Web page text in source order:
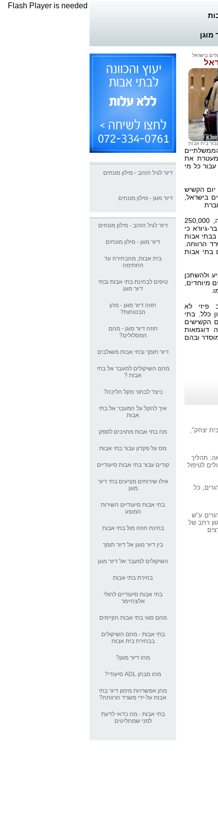
Flash Player is needed
מוגן
בית אבות
את
כל מי
יום הקשיש
בישראל,
על פי מרים בר-גיורא, מהשירות לזקן במשרד הרווחה, 250,000
גיורא כי
בבתי אבות
הרווחה.
בתי אבות
ולהשתכן
מיוחדים,
פיזי לא
כלל. בתי
הקשישים
דוגמאות
ובהם
יצחק",
תהליך
לטיפול
כל
ע"ש
רחב של
דיור לגיל הזהב - מילון מונחים
דיור מוגן - מילון מונחים
בית אבות, מהבחירה עד החתימה
טיפים לבחינת בתי אבות ובתי
אבות ?
גם לעכו מגיע
יותר פעילות, פחות רפואה
אקדמוזס: אקדמיה לגיל הזהב
פועלים בישראל
דיור מוגן איכותי בהרצליה פיתוח
כיצד לבחור מקל הליכה?
חשיבות רשיון בר תוקף עבור בתי
הגיע הזמן לדאוג לעצמך
דיור מוגן, אתם אף פעם לא לבד
איך להקל על המעבר אל בתי
דיור לגיל הזהב - מילון מונחים
דיור מוגן - מילון מונחים
בית אבות, מהבחירה עד
החתימה
טיפים לבחינת בתי אבות ובתי
דיור מוגן
חוזה דיור מוגן - מהן
הבטוחות?
חוזה דיור מוגן - מהם
המסלולים?
דיור תומך ובתי אבות משולבים
מהם השיקולים למעבר אל בתי
אבות ?
כיצד לבחור מקל הליכה?
איך להקל על המעבר אל בתי
אבות
מה בתי אבות מחויבים לספק
מס על פקדון עבור בתי אבות
קודים עבור בתי אבות סיעודיים
אילו שירותים מציעים בתי דיור
מוגן
בתי אבות סיעודיים השירות
המוצע
בחינת חוזה מול בתי אבות
בין דיור מוגן אל דיור תומך
השיקולים למעבר אל דיור מוגן
בחירת בתי אבות
בתי אבות סיעודיים לחולי
אלצהיימר
מהם סוגי בתי אבות הקיימים
בתי אבות - מהם השיקולים
בבחירת בית אבות
מהו דיור מוגן?
מהו מבחן ADL סיעודי?
מהן אפשרויות מימון דיור בתי
אבות על-ידי משרד הרווחה?
בתי אבות - מה כדאי לדעת
לפני שמחליטים